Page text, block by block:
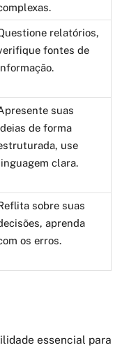
relatórios,
fontes de
suas
de forma
use
clara.
sobre suas
aprenda
os erros.
essencial para